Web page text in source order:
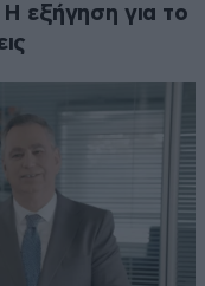
εξήγηση για το